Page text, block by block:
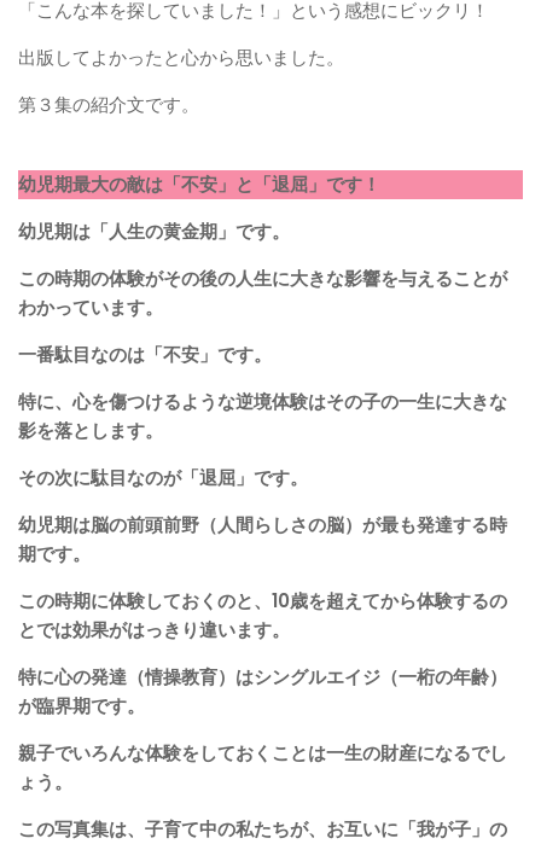
「こんな本を探していました！」という感想にビックリ！
出版してよかったと心から思いました。
第３集の紹介文です。
幼児期最大の敵は「不安」と「退屈」です！
幼児期は「人生の黄金期」です。
この時期の体験がその後の人生に大きな影響を与えることが
わかっています。
一番駄目なのは「不安」です。
特に、心を傷つけるような逆境体験はその子の一生に大きな
影を落とします。
その次に駄目なのが「退屈」です。
幼児期は脳の前頭前野（人間らしさの脳）が最も発達する時
期です。
この時期に体験しておくのと、10歳を超えてから体験するの
とでは効果がはっきり違います。
特に心の発達（情操教育）はシングルエイジ（一桁の年齢）
が臨界期です。
親子でいろんな体験をしておくことは一生の財産になるでし
ょう。
この写真集は、子育て中の私たちが、お互いに「我が子」の